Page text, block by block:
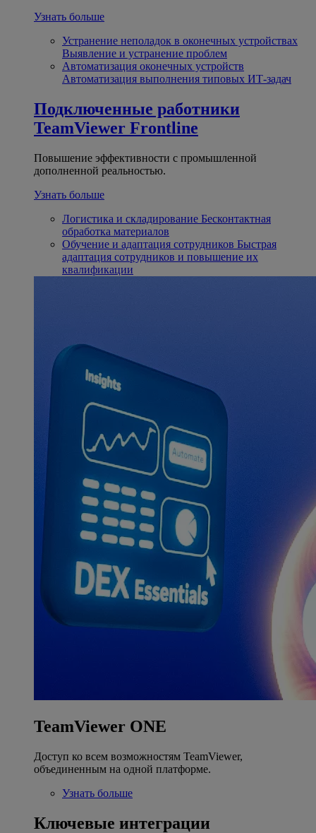
Узнать больше
Устранение неполадок в оконечных устройствах
Выявление и устранение проблем
Автоматизация оконечных устройств
Автоматизация выполнения типовых ИТ-задач
Подключенные работники
TeamViewer Frontline
Повышение эффективности с промышленной
дополненной реальностью.
Узнать больше
Логистика и складирование Бесконтактная
обработка материалов
Обучение и адаптация сотрудников Быстрая
адаптация сотрудников и повышение их
квалификации
TeamViewer ONE
Доступ ко всем возможностям TeamViewer,
объединенным на одной платформе.
Узнать больше
Ключевые интеграции